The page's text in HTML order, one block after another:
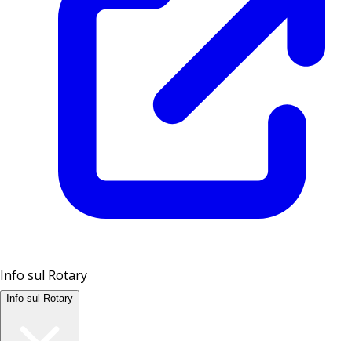
Info sul Rotary
Info sul Rotary